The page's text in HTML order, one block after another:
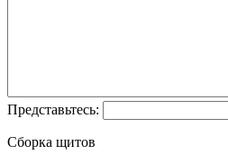
Представьтесь:
Сборка щитов